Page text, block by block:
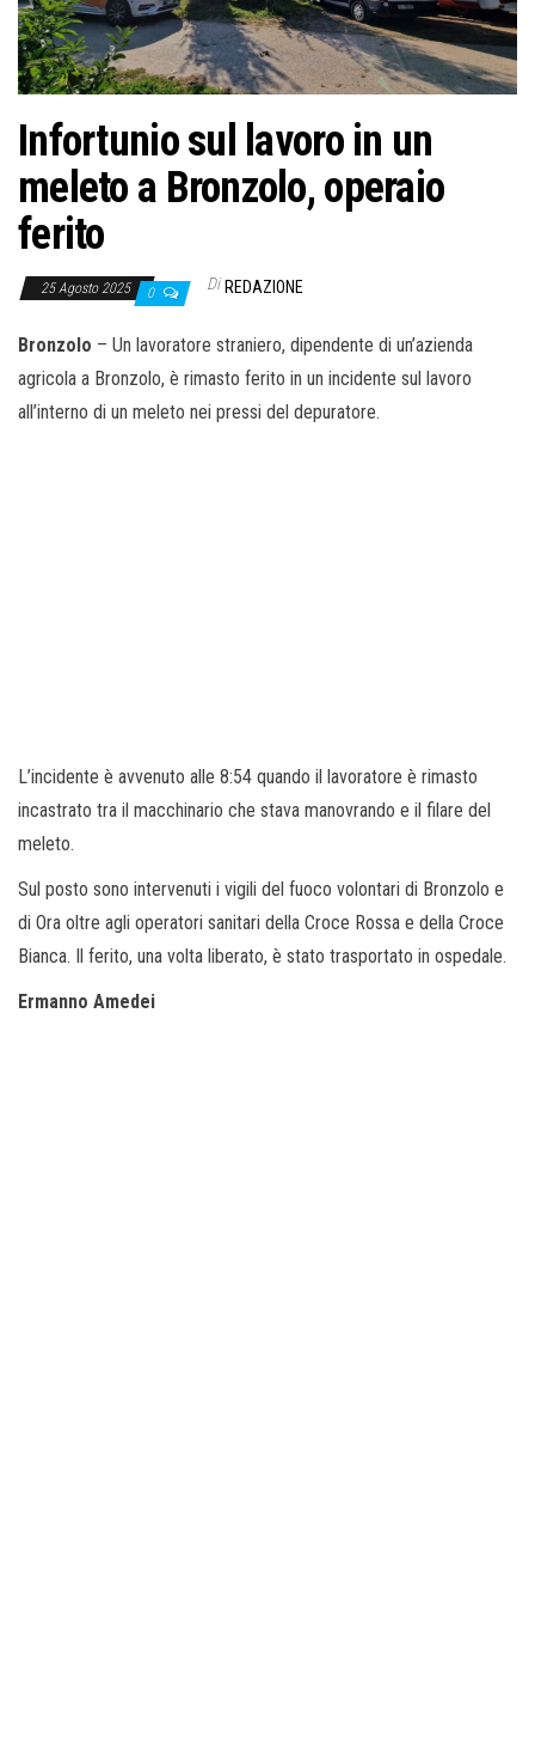
n
e
Infortunio sul lavoro in un
meleto a Bronzolo, operaio
ferito
25 Agosto 2025 0 Di REDAZIONE
Bronzolo – Un lavoratore straniero, dipendente di un’azienda
agricola a Bronzolo, è rimasto ferito in un incidente sul lavoro
all’interno di un meleto nei pressi del depuratore.
L’incidente è avvenuto alle 8:54 quando il lavoratore è rimasto
incastrato tra il macchinario che stava manovrando e il filare del
meleto.
Sul posto sono intervenuti i vigili del fuoco volontari di Bronzolo e
di Ora oltre agli operatori sanitari della Croce Rossa e della Croce
Bianca. Il ferito, una volta liberato, è stato trasportato in ospedale.
Ermanno Amedei